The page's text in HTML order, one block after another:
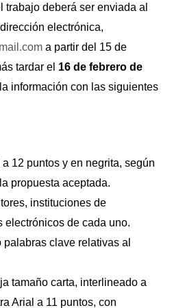
trabajo deberá ser enviada al
electrónica,
a partir del 15 de
tardar el 16 de febrero de
información con las siguientes
12 puntos y en negrita, según
propuesta aceptada.
instituciones de
electrónicos de cada uno.
clave relativas al
tamaño carta, interlineado a
Arial a 11 puntos, con